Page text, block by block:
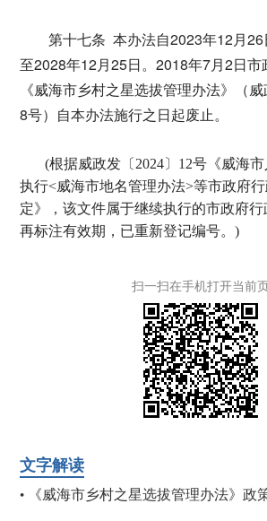
第十七条 本办法自2023年12月
至2028年12月25日。2018年7月2日市
《威海市乡村之星选拔管理办法》（
8号）自本办法施行之日起废止。
(根据威政发〔2024〕12号《威海
执行<威海市地名管理办法>等市政府
定》，该文件属于继续执行的市政府
再标注有效期，已重新登记编号。)
扫一扫在手机打开当前
文字解读
• 《威海市乡村之星选拔管理办法》政